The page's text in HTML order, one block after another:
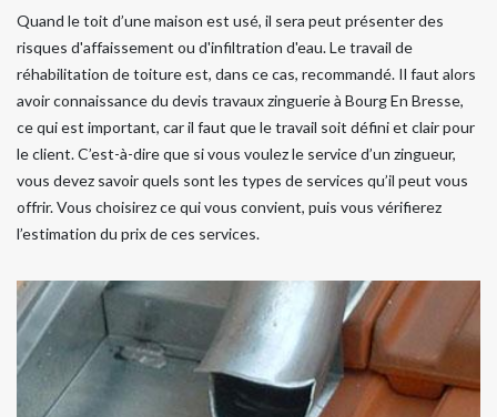
Quand le toit d’une maison est usé, il sera peut présenter des
risques d'affaissement ou d'infiltration d'eau. Le travail de
réhabilitation de toiture est, dans ce cas, recommandé. Il faut alors
avoir connaissance du devis travaux zinguerie à Bourg En Bresse,
ce qui est important, car il faut que le travail soit défini et clair pour
le client. C’est-à-dire que si vous voulez le service d’un zingueur,
vous devez savoir quels sont les types de services qu’il peut vous
offrir. Vous choisirez ce qui vous convient, puis vous vérifierez
l’estimation du prix de ces services.